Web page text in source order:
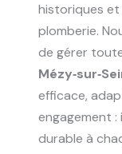
historiques et
plomberie.
de gérer
efficace,
engagement
durable à